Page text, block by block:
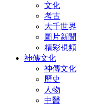
文化
考古
大千世界
圖片新聞
精彩視頻
神傳文化
神傳文化
歷史
人物
中醫